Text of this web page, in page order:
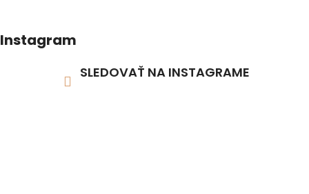
Instagram
SLEDOVAŤ NA INSTAGRAME